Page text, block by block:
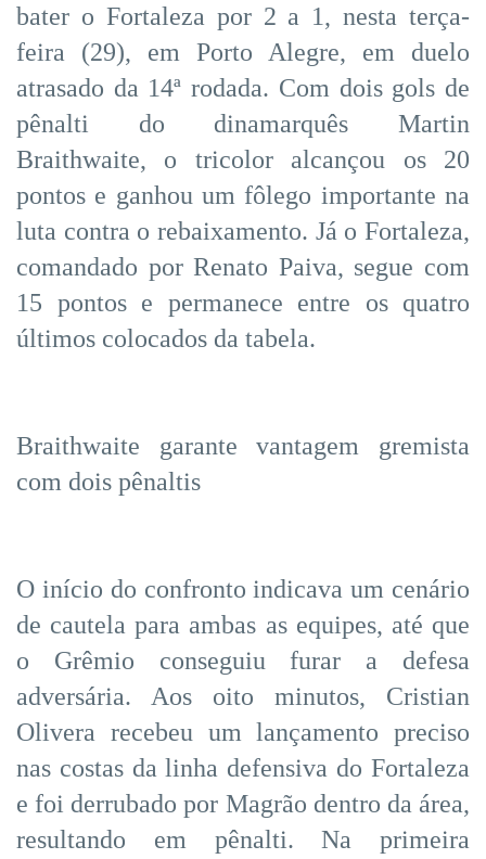
bater o Fortaleza por 2 a 1, nesta terça-
feira (29), em Porto Alegre, em duelo
atrasado da 14ª rodada. Com dois gols de
pênalti do dinamarquês Martin
Braithwaite, o tricolor alcançou os 20
pontos e ganhou um fôlego importante na
luta contra o rebaixamento. Já o Fortaleza,
comandado por Renato Paiva, segue com
15 pontos e permanece entre os quatro
últimos colocados da tabela.
Braithwaite garante vantagem gremista
com dois pênaltis
O início do confronto indicava um cenário
de cautela para ambas as equipes, até que
o Grêmio conseguiu furar a defesa
adversária. Aos oito minutos, Cristian
Olivera recebeu um lançamento preciso
nas costas da linha defensiva do Fortaleza
e foi derrubado por Magrão dentro da área,
resultando em pênalti. Na primeira